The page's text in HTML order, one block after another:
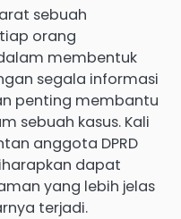
sebuah
orang
membentuk
segala informasi
penting membantu
sebuah kasus. Kali
anggota DPRD
dapat
yang lebih jelas
terjadi.